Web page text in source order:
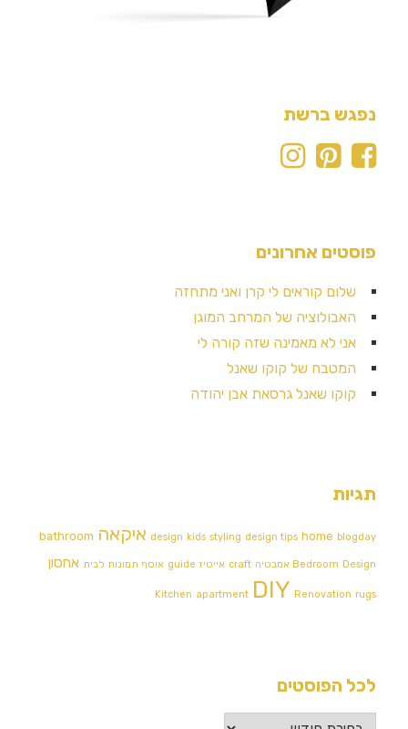
נפגש ברשת
פוסטים אחרונים
שלום קוראים לי קרן ואני מתחזה
האבולוציה של המרחב המוגן
אני לא מאמינה שזה קורה לי
המטבח של קוקו שאנל
קוקו שאנל גרסאת אבן יהודה
תגיות
design kids styling design tips home blogday איקאה bathroom
Bedroom Design אמבטיה craft אייטיז guide אוסף תמונות לבית אחסון
Kitchen apartment DIY Renovation rugs
לכל הפוסטים
לכל